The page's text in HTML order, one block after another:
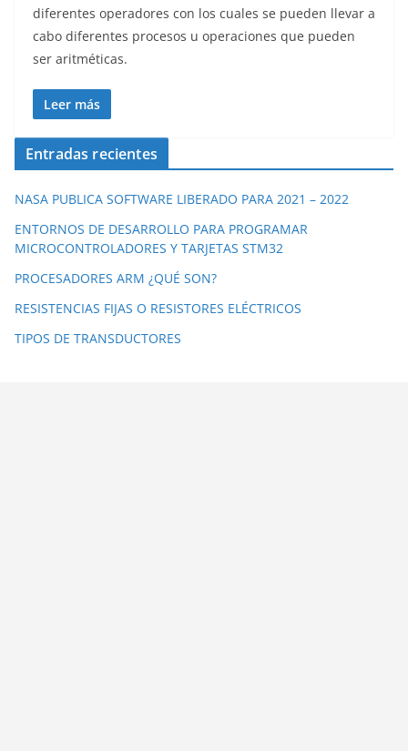
diferentes operadores con los cuales se pueden llevar a
cabo diferentes procesos u operaciones que pueden
ser aritméticas.
Leer más
Entradas recientes
NASA PUBLICA SOFTWARE LIBERADO PARA 2021 – 2022
ENTORNOS DE DESARROLLO PARA PROGRAMAR
MICROCONTROLADORES Y TARJETAS STM32
PROCESADORES ARM ¿QUÉ SON?
RESISTENCIAS FIJAS O RESISTORES ELÉCTRICOS
TIPOS DE TRANSDUCTORES